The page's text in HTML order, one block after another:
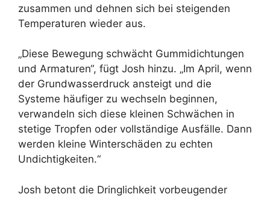
zusammen und dehnen sich bei steigenden
Temperaturen wieder aus.
„Diese Bewegung schwächt Gummidichtungen
und Armaturen“, fügt Josh hinzu. „Im April, wenn
der Grundwasserdruck ansteigt und die
Systeme häufiger zu wechseln beginnen,
verwandeln sich diese kleinen Schwächen in
stetige Tropfen oder vollständige Ausfälle. Dann
werden kleine Winterschäden zu echten
Undichtigkeiten.“
Josh betont die Dringlichkeit vorbeugender